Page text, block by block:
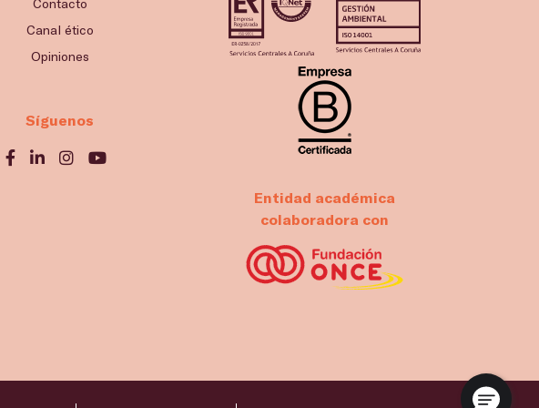
Contacto
Canal ético
Opiniones
Síguenos
Entidad académica
colaboradora con